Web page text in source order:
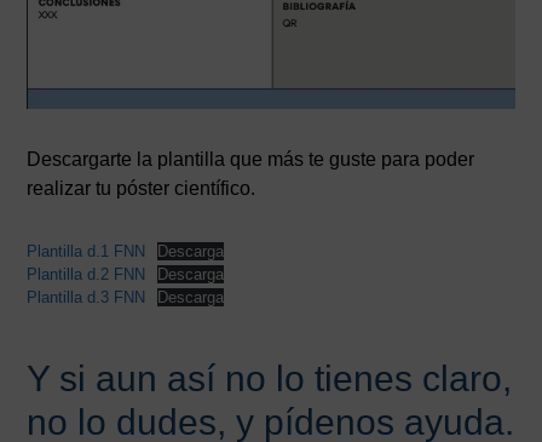
Descargarte la plantilla que más te guste para poder
realizar tu póster científico.
Plantilla d.1 FNN
Descarga
Plantilla d.2 FNN
Descarga
Plantilla d.3 FNN
Descarga
Y si aun así no lo tienes claro,
no lo dudes, y pídenos ayuda.